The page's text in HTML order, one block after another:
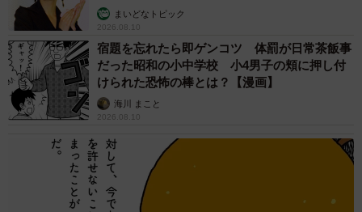
――反響への感想はいかがですか。
「ひなた、うしろ、うしろ！」と言った志村けんさんの「8
時だよ！全員集合」のネタを変えたコメントが何件かあっ
て笑わせてもらいました。
これからの季節、愛猫たちとの過ごし方は…
徐々に涼しくなっていくこれからの季節、愛猫との過ご
まいどなトピック
2026.08.10
宿題を忘れたら即ゲンコツ 体罰が日常茶飯事
だった昭和の小中学校 小4男子の頬に押し付
けられた恐怖の棒とは？【漫画】
海川 まこと
2026.08.10